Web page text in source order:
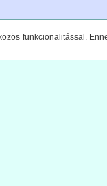
funkcionalitással.